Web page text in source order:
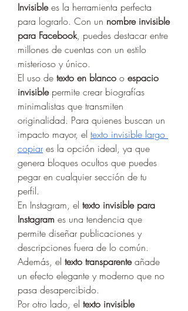
Invisible es la herramienta perfecta
para lograrlo. Con un nombre invisible
para Facebook, puedes destacar entre
millones de cuentas con un estilo
misterioso y único.
El uso de texto en blanco o espacio
invisible permite crear biografías
minimalistas que transmiten
originalidad. Para quienes buscan un
impacto mayor, el texto invisible largo
copiar es la opción ideal, ya que
genera bloques ocultos que puedes
pegar en cualquier sección de tu
perfil.
En Instagram, el texto invisible para
Instagram es una tendencia que
permite diseñar publicaciones y
descripciones fuera de lo común.
Además, el texto transparente añade
un efecto elegante y moderno que no
pasa desapercibido.
Por otro lado, el texto invisible